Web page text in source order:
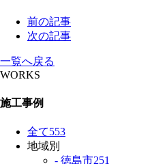
前の記事
次の記事
一覧へ戻る
WORKS
施工事例
全て553
地域別
- 徳島市251